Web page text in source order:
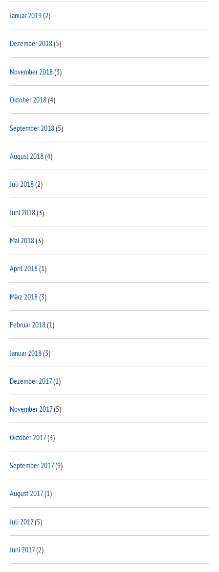
Januar 2019(2)
Dezember 2018(5)
November 2018(3)
Oktober 2018(4)
September 2018(5)
August 2018(4)
Juli 2018(2)
Juni 2018(3)
Mai 2018(3)
April 2018(1)
März 2018(3)
Februar 2018(1)
Januar 2018(3)
Dezember 2017(1)
November 2017(5)
Oktober 2017(3)
September 2017(9)
August 2017(1)
Juli 2017(5)
Juni 2017(2)